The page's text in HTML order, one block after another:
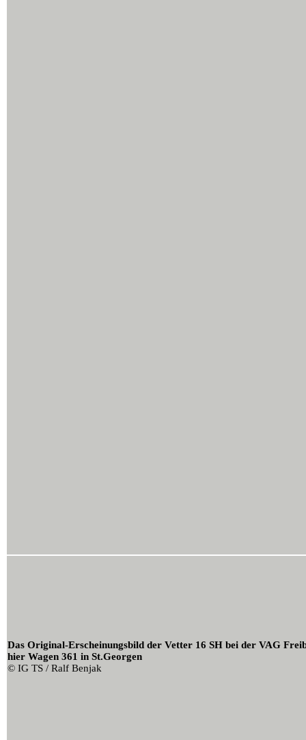
Das Original-Erscheinungsbild der Vetter 16 SH bei der VAG
hier Wagen 361 in St.Georgen
© IG TS / Ralf Benjak